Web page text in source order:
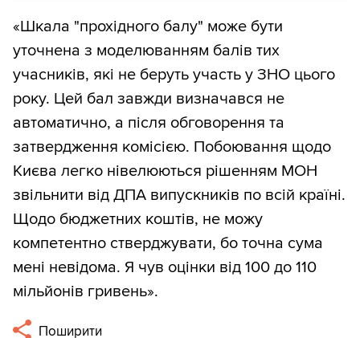
«Шкала "прохідного балу" може бути
уточнена з моделюванням балів тих
учасників, які не беруть участь у ЗНО цього
року. Цей бал завжди визначався не
автоматично, а після обговорення та
затвердження комісією. Побоювання щодо
Києва легко нівелюються рішенням МОН
звільнити від ДПА випускників по всій країні.
Щодо бюджетних коштів, не можу
компетентно стверджувати, бо точна сума
мені невідома. Я чув оцінки від 100 до 110
мільйонів гривень».
Поширити